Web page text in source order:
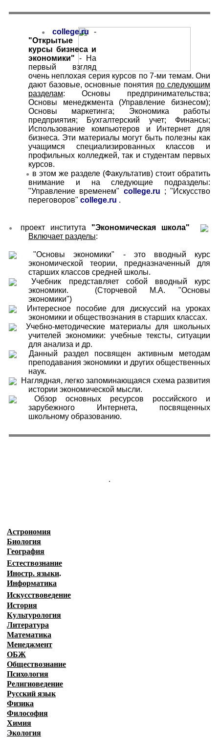
● college.ru -
"Открытые
курсы бизнеса и
экономики" - На
первый взгляд
очень неплохая серия курсов по 7-ми темам. Они
дают базовые, основные понятия по следующим
разделам: Основы предпринимательства;
Основы менеджмента (Управление бизнесом);
Основы маркетинга; Экономика работы
предприятия; Бухгалтерский учет; Финансы;
Использование компьютеров и Интернет для
бизнеса. Эти материалы могут быть полезны как
учащимся специализированных классов и
профильных колледжей, так и студентам первых
курсов.
● в этом же разделе (Факультатив) стоит обратить
внимание и на следующие подразделы:
"Управление временем" college.ru ; "Искусство
переговоров" college.ru .
● проект института "Экономическая школа"
Включает разделы:
"Основы экономики" - это вводный курс
экономической теории, предназначенный для
старших классов средней школы.
Учебник представляет собой вводный курс
экономики. (Сторчевой М.А. "Основы
экономики")
Интересное пособие для дискуссий на уроках
экономики и обществознания в старших классах.
Учебно-методические материалы для школьных
учителей экономики: учебные тексты, ситуации
для анализа и др.
Данный раздел посвящен активным методам
преподавания экономики и других общественных
наук.
Наглядная, легко запоминающаяся схема развития
истории экономической мысли.
Обзор основных ресурсов российского и
зарубежного Интернета, посвященных
школьному образованию.
.
Астрономия
Биология
География
Естествознание
Иностр. языки.
Информатика
Искусствоведение
История
Культурология
Литература
Математика
Менеджмент
ОБЖ
Обществознание
Психология
Религиоведение
Русский язык
Физика
Философия
Химия
Экология